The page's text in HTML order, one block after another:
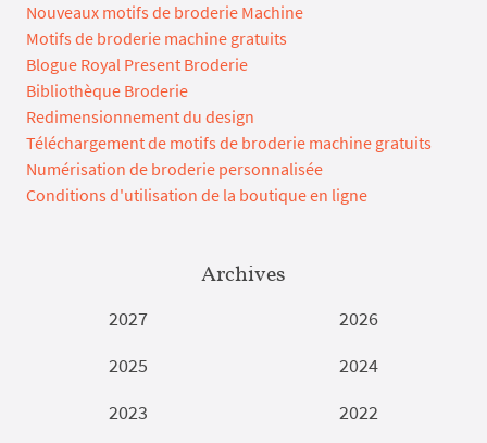
Nouveaux motifs de broderie Machine
Motifs de broderie machine gratuits
Blogue Royal Present Broderie
Bibliothèque Broderie
Redimensionnement du design
Téléchargement de motifs de broderie machine gratuits
Numérisation de broderie personnalisée
Conditions d'utilisation de la boutique en ligne
Archives
2027
2026
2025
2024
2023
2022